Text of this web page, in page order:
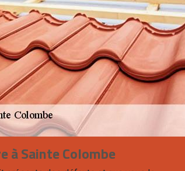
à Sainte Colombe